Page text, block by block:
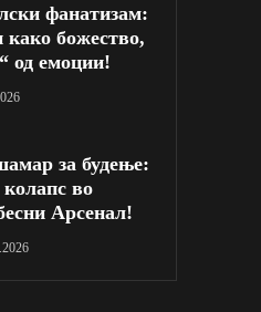
фанатизам:
како божество,
од емоции!
за будење:
во
Арсенал!